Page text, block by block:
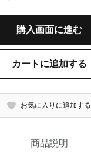
購入画面に進む
カートに追加する
お気に入りに追加する
商品説明